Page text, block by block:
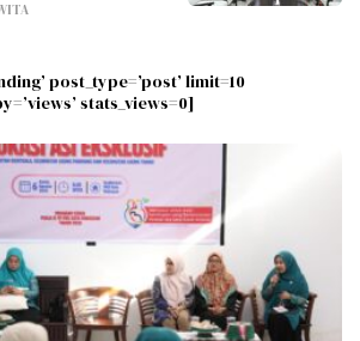
post_type=’post’ limit=10
stats_views=0]